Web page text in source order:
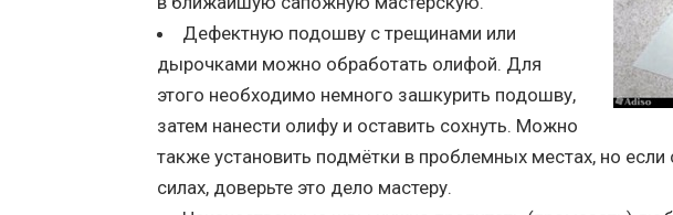
Дефектную подошву с трещинами или
дырочками можно обработать олифой. Для
этого необходимо немного зашкурить подошву,
затем нанести олифу и оставить сохнуть. Можно
также установить подмётки в проблемных местах, но
силах, доверьте это дело мастеру.